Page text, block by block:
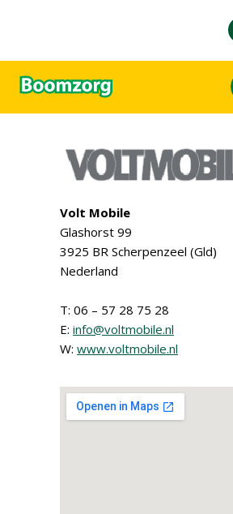
Volt Mobile
Glashorst 99
3925 BR Scherpenzeel (Gld)
Nederland
T: 06 – 57 28 75 28
E: info@voltmobile.nl
W: www.voltmobile.nl